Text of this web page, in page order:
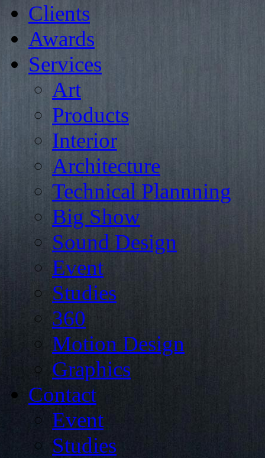
Clients
Awards
Services
Art
Products
Interior
Architecture
Technical Plannning
Big Show
Sound Design
Event
Studies
360
Motion Design
Graphics
Contact
Event
Studies